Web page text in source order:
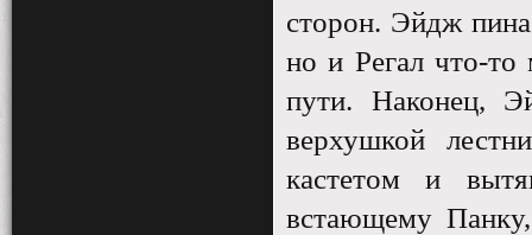
сторон. Эйдж
но и Регал что-то
пути. Наконец,
верхушкой
кастетом и
встающему